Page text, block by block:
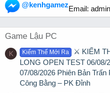
@kenhgamezEmail:
Game Lậu PC
K Kiếm Thế Mới Ra
⚔️ KIẾM
LONG OPEN TEST 06/
07/08/2026 Phiên Bản
Công Bằng – PK Đỉnh